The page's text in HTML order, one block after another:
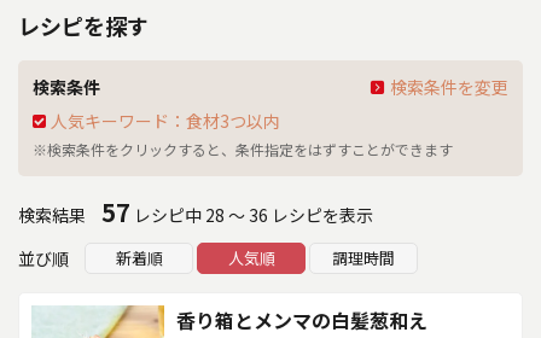
レシピを探す
検索条件
人気キーワード：食材3つ以内
※検索条件をクリックすると、条件指定をはずすことができます
検索条件を変更
検索結果 57 レシピ中 28 ～ 36 レシピを表示
並び順
新着順 人気順 調理時間
香り箱とメンマの白髪葱和え